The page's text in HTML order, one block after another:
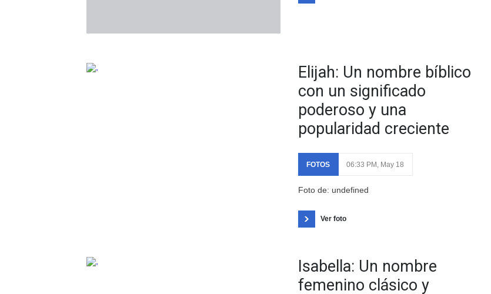
Elijah: Un nombre bíblico
con un significado
poderoso y una
popularidad creciente
FOTOS 06:33 PM, May 18
Foto de: undefined
Ver foto
Isabella: Un nombre
femenino clásico y